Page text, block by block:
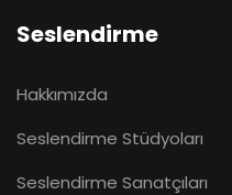
Seslendirme
Hakkımızda
Seslendirme Stüdyoları
Seslendirme Sanatçıları